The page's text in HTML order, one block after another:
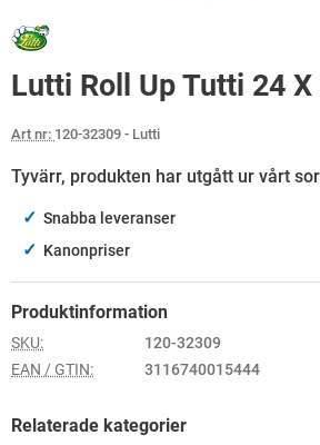
Lutti Roll Up Tutti 24 X
Art nr: 120-32309 - Lutti
Tyvärr, produkten har utgått ur vårt
✓ Snabba leveranser
✓ Kanonpriser
Produktinformation
SKU:
120-32309
EAN / GTIN:
3116740015444
Relaterade kategorier